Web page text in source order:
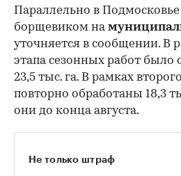
Параллельно в Подмосковье
борщевиком на
уточняется в сообщении. В
этапа сезонных работ было
23,5 тыс. га. В рамках
повторно обработаны 18,3
они до конца августа.
Не только штраф